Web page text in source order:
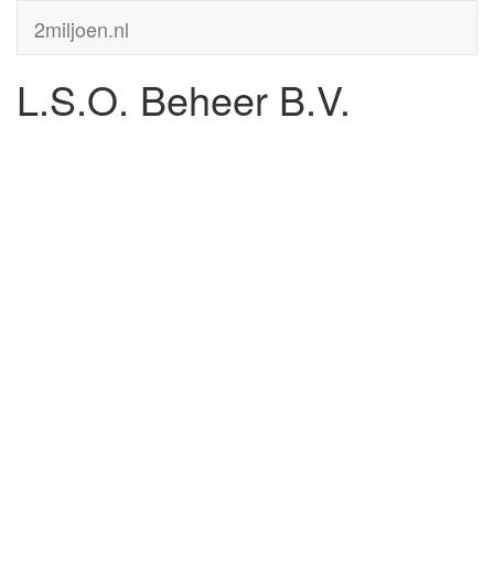
2miljoen.nl
L.S.O. Beheer B.V.